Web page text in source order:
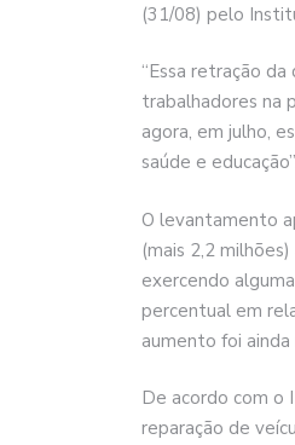
(31/08) pelo
“Essa retração
trabalhadores na
agora, em julho,
saúde e
O levantamento
(mais 2,2
exercendo
percentual em
aumento foi
De acordo com o
reparação de